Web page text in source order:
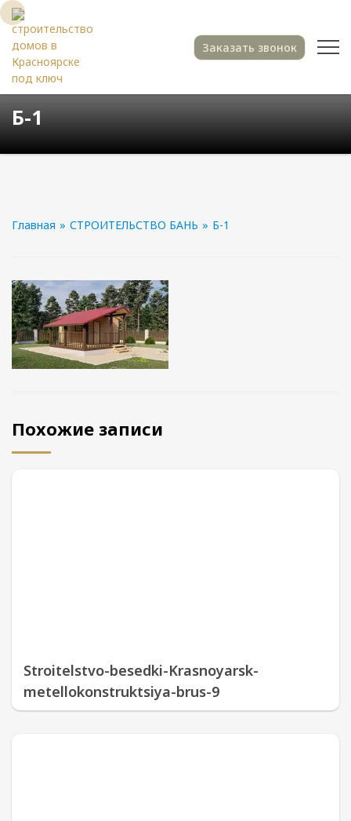
Заказать звонок
Б-1
Главная » СТРОИТЕЛЬСТВО БАНЬ » Б-1
Похожие записи
Stroitelstvo-besedki-Krasnoyarsk-
metellokonstruktsiya-brus-9